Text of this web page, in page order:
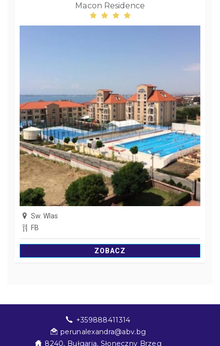
Macon Residence
Sw. Wlas
FB
ZOBACZ
+359888411314
perunalexandra@abv.bg
8240, Bułgaria, Słoneczny Brzeg